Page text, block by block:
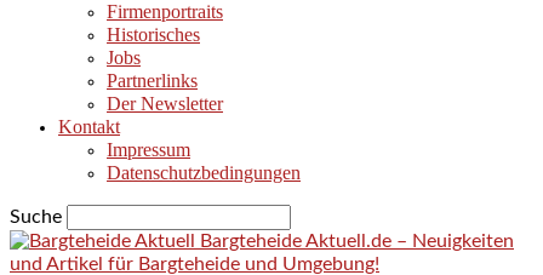
Firmenportraits
Historisches
Jobs
Partnerlinks
Der Newsletter
Kontakt
Impressum
Datenschutzbedingungen
Suche
Bargteheide Aktuell.de – Neuigkeiten
und Artikel für Bargteheide und Umgebung!